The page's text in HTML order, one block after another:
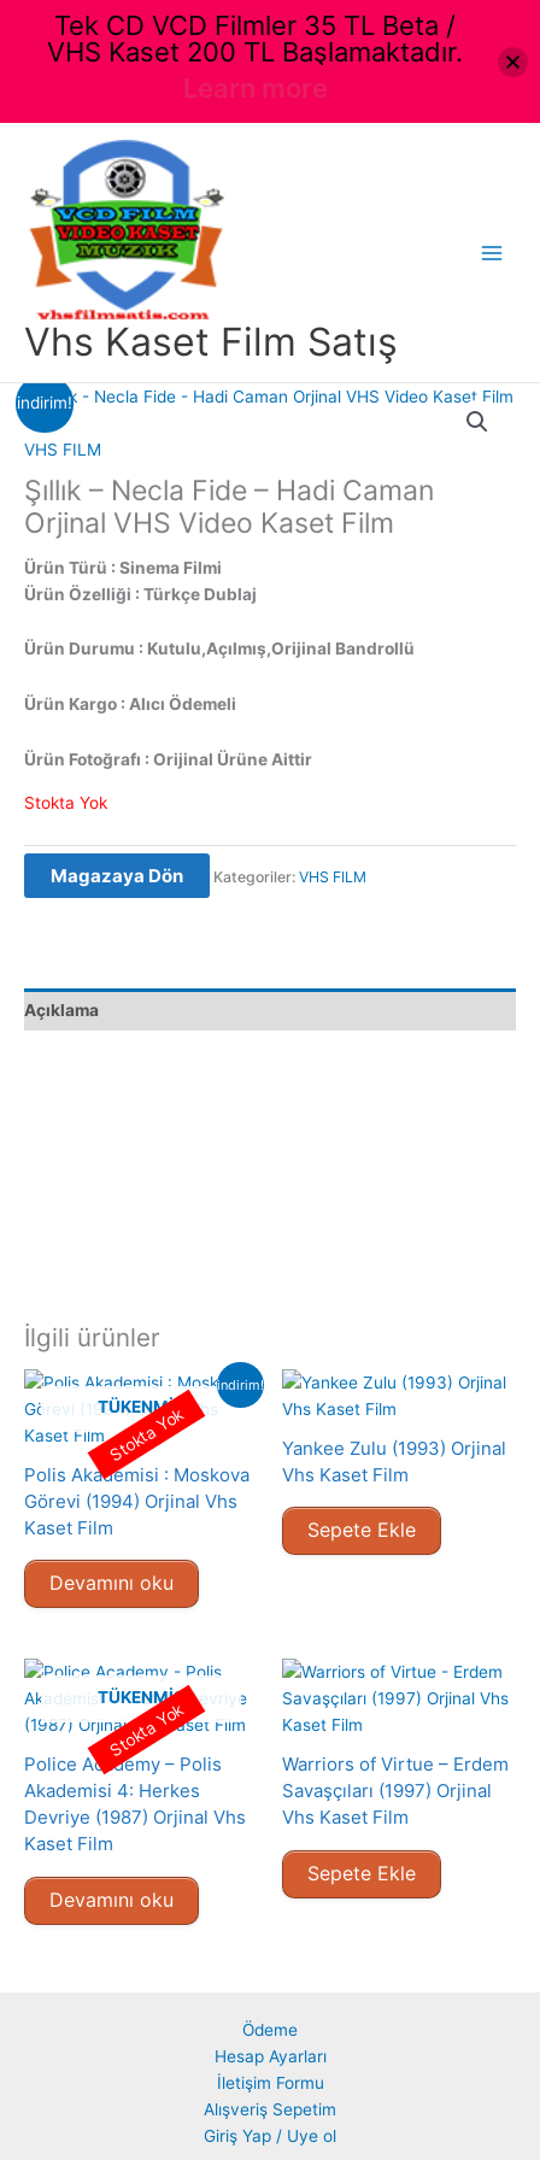
Vhs Kaset Film Satış
indirim!
VHS FILM
Şıllık – Necla Fide – Hadi Caman
Orjinal VHS Video Kaset Film
Ürün Türü : Sinema Filmi
Ürün Özelliği : Türkçe Dublaj
Ürün Durumu : Kutulu,Açılmış,Orijinal Bandrollü
Ürün Kargo : Alıcı Ödemeli
Ürün Fotoğrafı : Orijinal Ürüne Aittir
Stokta Yok
Magazaya Dön Kategoriler: VHS FILM
Açıklama
İlgili ürünler
indirim!
TÜKENMIŞ
Polis Akademisi : Moskova
Görevi (1994) Orjinal Vhs
Kaset Film
Devamını oku
Stokta Yok
Yankee Zulu (1993) Orjinal
Vhs Kaset Film
Sepete Ekle
TÜKENMIŞ
Police Academy – Polis
Akademisi 4: Herkes
Devriye (1987) Orjinal Vhs
Kaset Film
Devamını oku
Stokta Yok
Warriors of Virtue – Erdem
Savaşçıları (1997) Orjinal
Vhs Kaset Film
Sepete Ekle
Ödeme
Hesap Ayarları
İletişim Formu
Alışveriş Sepetim
Giriş Yap / Uye ol
Tek CD VCD Filmler 35 TL Beta /
VHS Kaset 200 TL Başlamaktadır.
Learn more